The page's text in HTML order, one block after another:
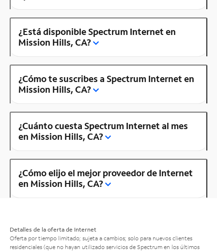
¿Está disponible Spectrum Internet en
Mission Hills, CA?
¿Cómo te suscribes a Spectrum Internet en
Mission Hills, CA?
¿Cuánto cuesta Spectrum Internet al mes
en Mission Hills, CA?
¿Cómo elijo el mejor proveedor de Internet
en Mission Hills, CA?
Detalles de la oferta de Internet
Oferta por tiempo limitado; sujeta a cambios; solo para nuevos clientes
residenciales (que no hayan utilizado servicios de Spectrum en los últimos